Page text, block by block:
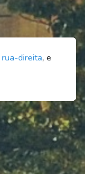
rua-direita, e